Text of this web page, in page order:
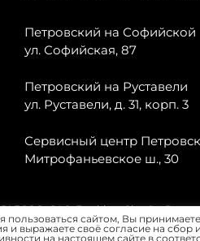
Петровский на Софийской
ул. Софийская, 87
Петровский на Руставели
ул. Руставели, д. 31, корп. 3
Сервисный центр
Митрофаньевское ш., 30
GAC, Forthing, Citroёn,
пользоваться сайтом, Вы
и выражаете своё согласие на
на настоящем сайте в